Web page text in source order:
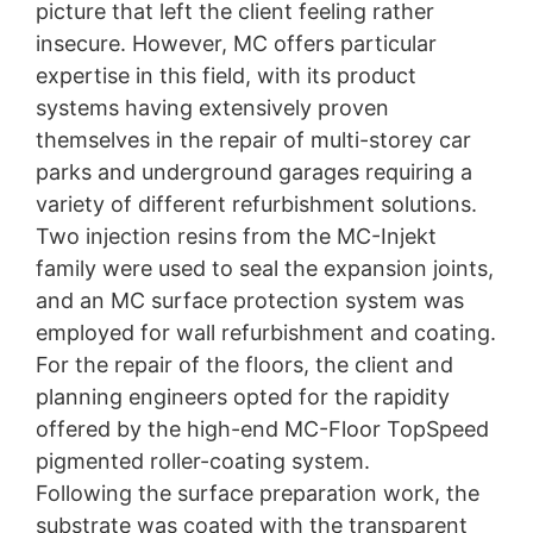
picture that left the client feeling rather
insecure. However, MC offers particular
expertise in this field, with its product
systems having extensively proven
themselves in the repair of multi-storey car
parks and underground garages requiring a
variety of different refurbishment solutions.
Two injection resins from the MC-Injekt
family were used to seal the expansion joints,
and an MC surface protection system was
employed for wall refurbishment and coating.
For the repair of the floors, the client and
planning engineers opted for the rapidity
offered by the high-end MC-Floor TopSpeed
pigmented roller-coating system.
Following the surface preparation work, the
substrate was coated with the transparent
jednu z našich stránok vybavenú YouTube-pluginom,
vytvorí sa spojenie na servery YouTube. Serveru
YouTube bude oznámené, ktorú z našich stránok ste
navštívili. Keď ste prihlásený vo Vašom YouTube-účte,
umožníte YouTube priradiť Vaše správanie sa pri
surfovaní priamo k Vášmu osobnému profilu. Môžete
tomu zabrániť takým spôsobnom, že sa odhlásite
z Vášho YouTube-účtu. YouTube sa používa v záujme
pútavej prezentácie našich online-ponúk. Toto
predstavuje oprávnený záujem v zmysle čl. 6 ods. 1
písm. f DSGVO - Základného nariadenia o ochrane
údajov.
Ďalšie informácie týkajúce sa zaobchádzania
s užívateľskými údajmi nájdete v Prehlásení o ochrane
údajov YouTube pod:https://www.google.de/intl/de/poli
cies/privacy.
V rámci YouTube neuchovávame žiadne osobné údaje.
Osobné údaje sa neodovzdávajú iným prijímateľom.